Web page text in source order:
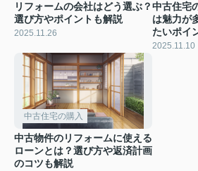
リフォームの会社はどう選ぶ？
選び方やポイントも解説
2025.11.26
中古住宅
は魅力が
たいポイ
2025.11.10
中古住宅の購入
中古物件のリフォームに使える
ローンとは？選び方や返済計画
のコツも解説